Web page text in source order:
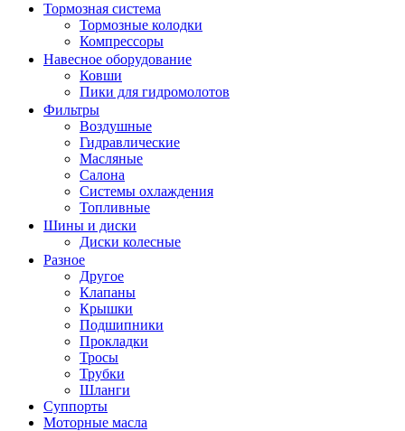
Тормозная система
Тормозные колодки
Компрессоры
Навесное оборудование
Ковши
Пики для гидромолотов
Фильтры
Воздушные
Гидравлические
Масляные
Салона
Системы охлаждения
Топливные
Шины и диски
Диски колесные
Разное
Другое
Клапаны
Крышки
Подшипники
Прокладки
Тросы
Трубки
Шланги
Суппорты
Моторные масла